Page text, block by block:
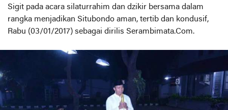
Sigit pada acara silaturrahim dan dzikir bersama dalam
rangka menjadikan Situbondo aman, tertib dan kondusif,
Rabu (03/01/2017) sebagai dirilis Serambimata.Com.